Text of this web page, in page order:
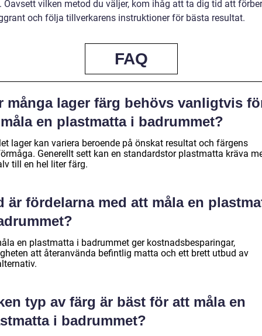
Oavsett vilken metod du väljer, kom ihåg att ta dig tid att
och följa tillverkarens instruktioner för bästa resultat.
FAQ
många lager färg behövs vanligtvis
en plastmatta i badrummet?
lager kan variera beroende på önskat resultat och färgens
Generellt sett kan en standardstor plastmatta kräva
till en hel liter färg.
är fördelarna med att måla en
en plastmatta i badrummet ger kostnadsbesparingar,
att återanvända befintlig matta och ett brett utbud av
typ av färg är bäst för att måla en
i badrummet?